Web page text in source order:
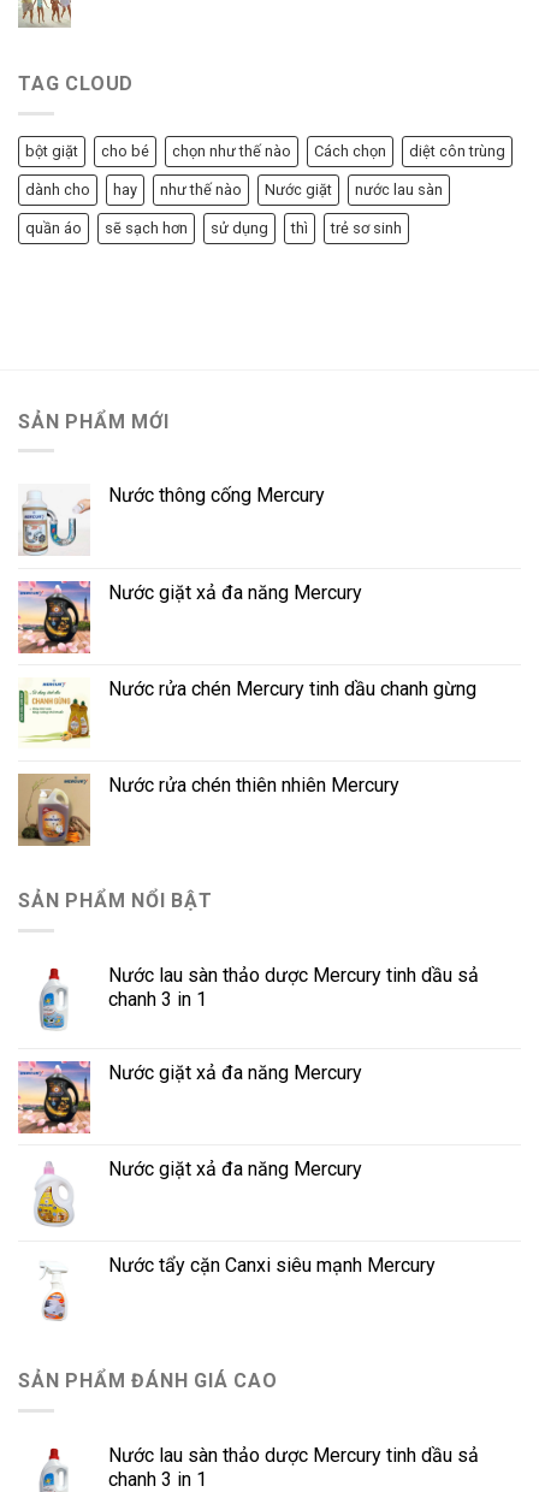
TAG CLOUD
bột giặt cho bé chọn như thế nào Cách chọn diệt côn trùng
dành cho hay như thế nào Nước giặt nước lau sàn
quần áo sẽ sạch hơn sử dụng thì trẻ sơ sinh
SẢN PHẨM MỚI
Nước thông cống Mercury
Nước giặt xả đa năng Mercury
Nước rửa chén Mercury tinh dầu chanh gừng
Nước rửa chén thiên nhiên Mercury
SẢN PHẨM NỔI BẬT
Nước lau sàn thảo dược Mercury tinh dầu sả
chanh 3 in 1
Nước giặt xả đa năng Mercury
Nước giặt xả đa năng Mercury
Nước tẩy cặn Canxi siêu mạnh Mercury
SẢN PHẨM ĐÁNH GIÁ CAO
Nước lau sàn thảo dược Mercury tinh dầu sả
chanh 3 in 1